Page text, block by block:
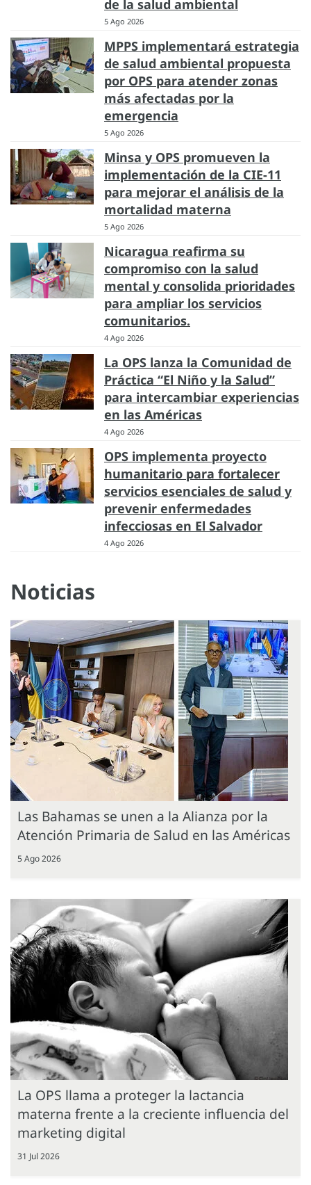
de la salud ambiental
5 Ago 2026
MPPS implementará estrategia
de salud ambiental propuesta
por OPS para atender zonas
más afectadas por la
emergencia
5 Ago 2026
Minsa y OPS promueven la
implementación de la CIE-11
para mejorar el análisis de la
mortalidad materna
5 Ago 2026
Nicaragua reafirma su
compromiso con la salud
mental y consolida prioridades
para ampliar los servicios
comunitarios.
4 Ago 2026
La OPS lanza la Comunidad de
Práctica “El Niño y la Salud”
para intercambiar experiencias
en las Américas
4 Ago 2026
OPS implementa proyecto
humanitario para fortalecer
servicios esenciales de salud y
prevenir enfermedades
infecciosas en El Salvador
4 Ago 2026
Noticias
Las Bahamas se unen a la Alianza por la
Atención Primaria de Salud en las Américas
5 Ago 2026
La OPS llama a proteger la lactancia
materna frente a la creciente influencia del
marketing digital
31 Jul 2026